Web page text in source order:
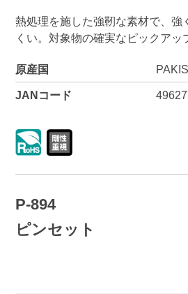
熱処理を施した強靭な素材で、強
くい。対象物の確実なピックアッ
原産国
JANコード
P-894
ピンセット